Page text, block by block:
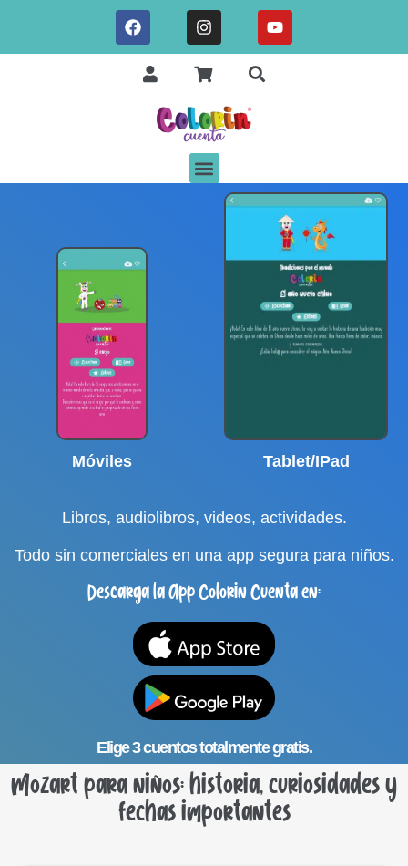
Móviles Tablet/IPad
Libros, audiolibros, videos, actividades.
Todo sin comerciales en una app segura para niños.
Descarga la App Colorin Cuenta en:
Elige 3 cuentos totalmente gratis.
Mozart para niños: historia, curiosidades y
fechas importantes